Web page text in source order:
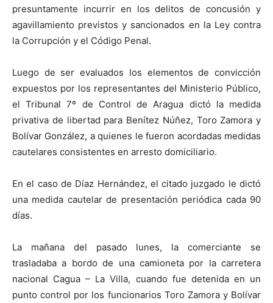
presuntamente incurrir en los delitos de concusión y
agavillamiento previstos y sancionados en la Ley contra
la Corrupción y el Código Penal.
Luego de ser evaluados los elementos de convicción
expuestos por los representantes del Ministerio Público,
el Tribunal 7º de Control de Aragua dictó la medida
privativa de libertad para Benítez Núñez, Toro Zamora y
Bolívar González, a quienes le fueron acordadas medidas
cautelares consistentes en arresto domiciliario.
En el caso de Díaz Hernández, el citado juzgado le dictó
una medida cautelar de presentación periódica cada 90
días.
La mañana del pasado lunes, la comerciante se
trasladaba a bordo de una camioneta por la carretera
nacional Cagua – La Villa, cuando fue detenida en un
punto control por los funcionarios Toro Zamora y Bolívar